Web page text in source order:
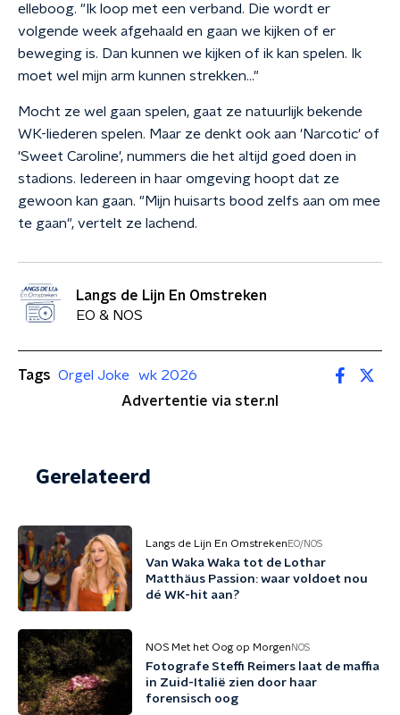
elleboog. "Ik loop met een verband. Die wordt er
volgende week afgehaald en gaan we kijken of er
beweging is. Dan kunnen we kijken of ik kan spelen. Ik
moet wel mijn arm kunnen strekken…"
Mocht ze wel gaan spelen, gaat ze natuurlijk bekende
WK-liederen spelen. Maar ze denkt ook aan 'Narcotic' of
'Sweet Caroline', nummers die het altijd goed doen in
stadions. Iedereen in haar omgeving hoopt dat ze
gewoon kan gaan. "Mijn huisarts bood zelfs aan om mee
te gaan", vertelt ze lachend.
Langs de Lijn En Omstreken
EO & NOS
Tags Orgel Joke
wk 2026
Advertentie via ster.nl
Gerelateerd
Langs de Lijn En Omstreken EO/NOS
Van Waka Waka tot de Lothar
Matthäus Passion: waar voldoet nou
dé WK-hit aan?
NOS Met het Oog op Morgen NOS
Fotografe Steffi Reimers laat de maffia
in Zuid-Italië zien door haar
forensisch oog